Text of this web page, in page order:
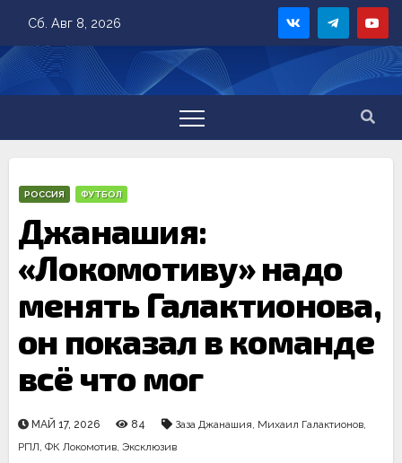
content
Сб. Авг 8, 2026
РОССИЯ ФУТБОЛ
Джанашия:
«Локомотиву» надо
менять Галактионова,
он показал в команде
всё что мог
МАЙ 17, 2026 84 Заза Джанашия, Михаил Галактионов,
РПЛ, ФК Локомотив, Эксклюзив